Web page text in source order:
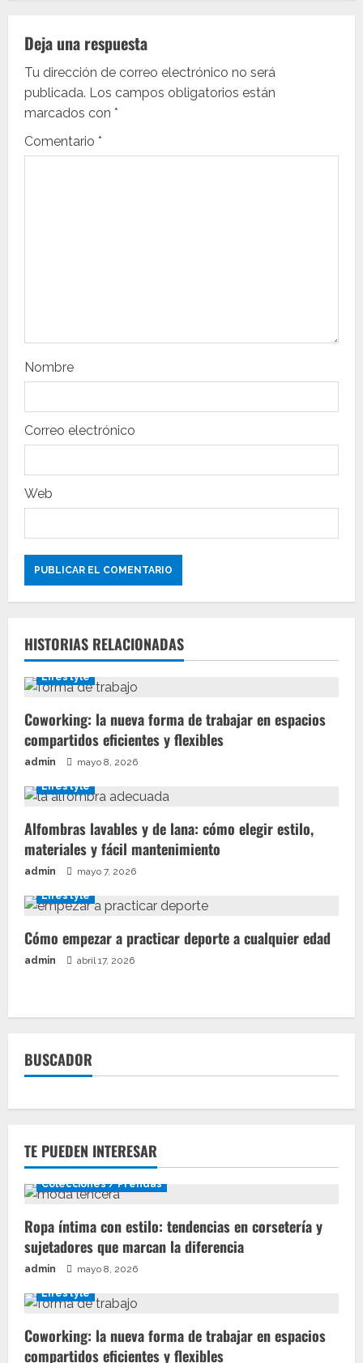
c
i
ó
n
r
a
d
a
s
Deja una respuesta
Tu dirección de correo electrónico no será
publicada. Los campos obligatorios están
marcados con *
Comentario *
Nombre
Correo electrónico
Web
HISTORIAS RELACIONADAS
Lifestyle
Coworking: la nueva forma de trabajar en espacios
compartidos eficientes y flexibles
admin mayo 8, 2026
Lifestyle
Alfombras lavables y de lana: cómo elegir estilo,
materiales y fácil mantenimiento
admin mayo 7, 2026
Lifestyle
Cómo empezar a practicar deporte a cualquier edad
admin abril 17, 2026
BUSCADOR
TE PUEDEN INTERESAR
Colecciones / Prendas
Ropa íntima con estilo: tendencias en corsetería y
sujetadores que marcan la diferencia
admin mayo 8, 2026
Lifestyle
Coworking: la nueva forma de trabajar en espacios
compartidos eficientes y flexibles